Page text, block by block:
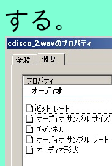
する。